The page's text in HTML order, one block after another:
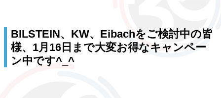
BILSTEIN、KW、Eibachをご検討中の皆
様、1月16日まで大変お得なキャンペー
ン中です^_^